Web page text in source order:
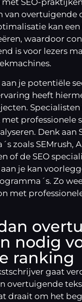
SEO-
van overtuigende
kan
waardoor
is voor lezers
je potentiële
heeft
Specialisten
professionele
Denk aan
zoals SEMrush,
of de SEO
je kan
Zo
met
nodig
ranking
gaat
overtuigende
draait om het